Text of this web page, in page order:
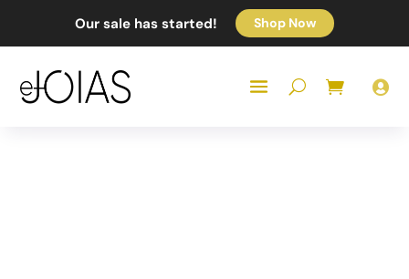
Our sale has started! Shop Now
